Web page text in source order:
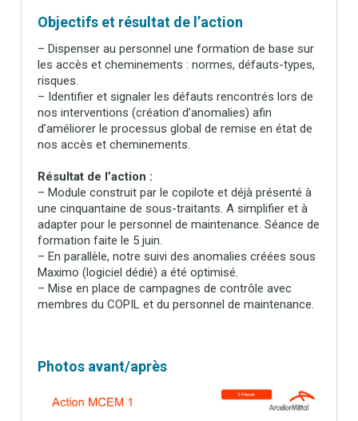
Objectifs et résultat de l’action
– Dispenser au personnel une formation de base sur
les accès et cheminements : normes, défauts-types,
risques.
– Identifier et signaler les défauts rencontrés lors de
nos interventions (création d’anomalies) afin
d’améliorer le processus global de remise en état de
nos accès et cheminements.
Résultat de l’action :
– Module construit par le copilote et déjà présenté à
une cinquantaine de sous-traitants. A simplifier et à
adapter pour le personnel de maintenance. Séance de
formation faite le 5 juin.
– En parallèle, notre suivi des anomalies créées sous
Maximo (logiciel dédié) a été optimisé.
– Mise en place de campagnes de contrôle avec
membres du COPIL et du personnel de maintenance.
Photos avant/après